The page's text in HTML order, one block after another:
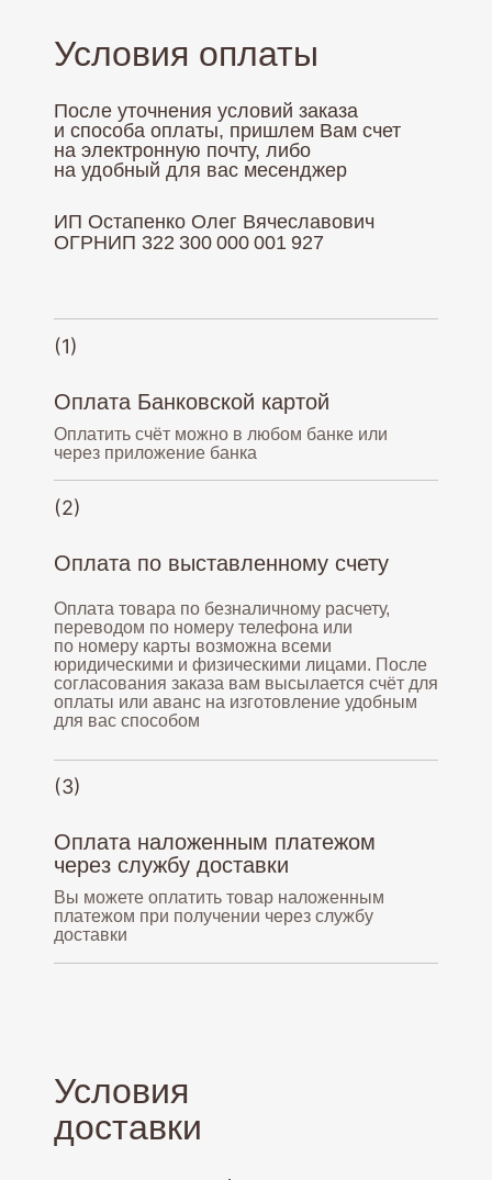
Условия
доставки
Вы можете оплатить товар наложенным
платежом при получении через службу
доставки
Оплата товара по безналичному расчету,
переводом по номеру телефона или
по номеру карты возможна всеми
юридическими и физическими лицами. После
согласования заказа вам высылается счёт для
оплаты или аванс на изготовление удобным
для вас способом
Оплатить счёт можно в любом банке или
через приложение банка
Оплата наложенным платежом
через службу доставки
Оплата по выставленному счету
Оплата Банковской картой
(3)
(2)
(1)
ИП Остапенко Олег Вячеславович
ОГРНИП 322 300 000 001 927
После уточнения условий заказа
и способа оплаты, пришлем Вам счет
на электронную почту, либо
на удобный для вас месенджер
Условия оплаты